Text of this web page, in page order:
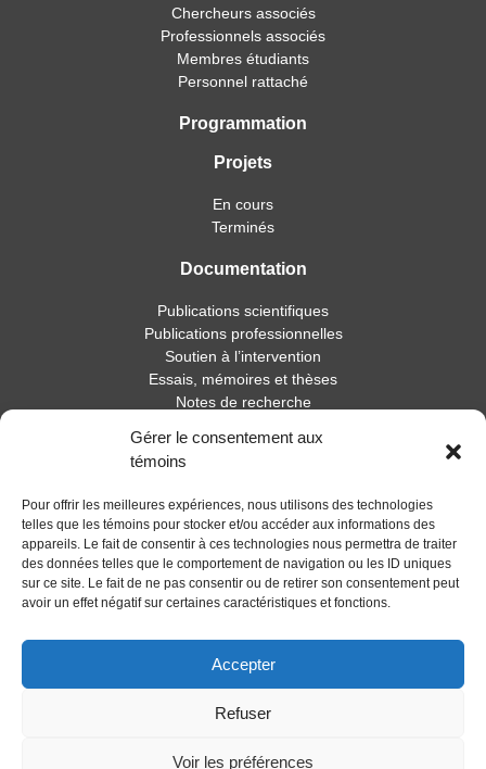
Gérer le consentement aux
témoins
Pour offrir les meilleures expériences, nous utilisons des technologies
telles que les témoins pour stocker et/ou accéder aux informations des
appareils. Le fait de consentir à ces technologies nous permettra de traiter
des données telles que le comportement de navigation ou les ID uniques
sur ce site. Le fait de ne pas consentir ou de retirer son consentement peut
avoir un effet négatif sur certaines caractéristiques et fonctions.
Accepter
Refuser
Voir les préférences
Chercheurs associés
Professionnels associés
Membres étudiants
Personnel rattaché
Programmation
Projets
En cours
Terminés
Documentation
Publications scientifiques
Publications professionnelles
Soutien à l’intervention
Essais, mémoires et thèses
Notes de recherche
Activités
Nouvelles